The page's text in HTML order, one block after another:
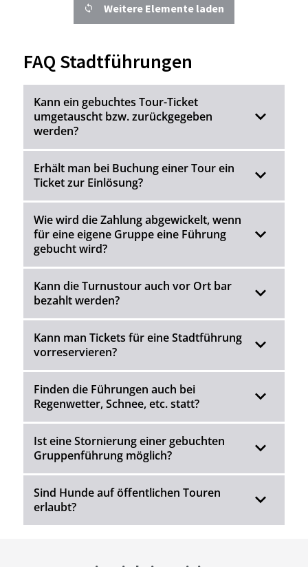
Weitere Elemente laden
FAQ Stadtführungen
Kann ein gebuchtes Tour-Ticket
umgetauscht bzw. zurückgegeben
werden?
Erhält man bei Buchung einer Tour ein
Ticket zur Einlösung?
Wie wird die Zahlung abgewickelt, wenn
für eine eigene Gruppe eine Führung
gebucht wird?
Kann die Turnustour auch vor Ort bar
bezahlt werden?
Kann man Tickets für eine Stadtführung
vorreservieren?
Finden die Führungen auch bei
Regenwetter, Schnee, etc. statt?
Ist eine Stornierung einer gebuchten
Gruppenführung möglich?
Sind Hunde auf öffentlichen Touren
erlaubt?